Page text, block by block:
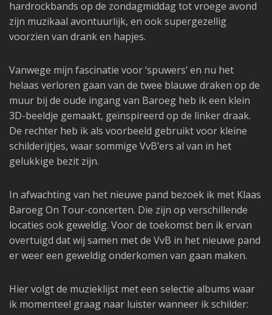
hardrockbands op de zondagmiddag tot vroege avond
zijn muzikaal avontuurlijk, en ook supergezellig
voorzien van drank en hapjes.
Vanwege mijn fascinatie voor ‘spuwers’ en nu het
helaas verloren gaan van de twee blauwe draken op de
muur bij de oude ingang van Baroeg heb ik een klein
3D-beeldje gemaakt, geïnspireerd op de linker draak.
De rechter heb ik als voorbeeld gebruikt voor kleine
schilderijtjes, waar sommige VvB’ers al van in het
gelukkige bezit zijn.
In afwachting van het nieuwe pand bezoek ik met Klaas
Baroeg On Tour-concerten. Die zijn op verschillende
locaties ook geweldig. Voor de toekomst ben ik ervan
overtuigd dat wij samen met de VvB in het nieuwe pand
er weer een geweldig onderkomen van gaan maken.
Hier volgt de muzieklijst met een selectie albums waar
ik momenteel graag naar luister wanneer ik schilder: